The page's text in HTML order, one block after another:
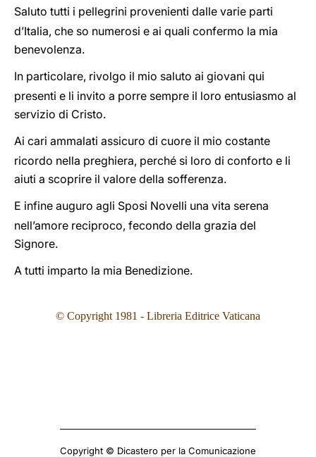
Saluto tutti i pellegrini provenienti dalle varie parti
d’Italia, che so numerosi e ai quali confermo la mia
benevolenza.
In particolare, rivolgo il mio saluto ai giovani qui
presenti e li invito a porre sempre il loro entusiasmo al
servizio di Cristo.
Ai cari ammalati assicuro di cuore il mio costante
ricordo nella preghiera, perché si loro di conforto e li
aiuti a scoprire il valore della sofferenza.
E infine auguro agli Sposi Novelli una vita serena
nell’amore reciproco, fecondo della grazia del
Signore.
A tutti imparto la mia Benedizione.
© Copyright 1981 - Libreria Editrice Vaticana
Copyright © Dicastero per la Comunicazione